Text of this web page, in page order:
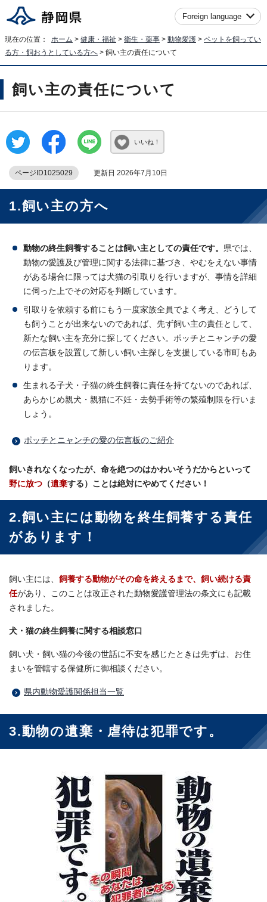
Foreign language
現在の位置： ホーム > 健康・福祉 > 衛生・薬事 > 動物愛護 > ペットを飼ってい
る方・飼おうとしている方へ > 飼い主の責任について
飼い主の責任について
いいね！
ページID1025029 更新日 2026年7月10日
1.飼い主の方へ
動物の終生飼養することは飼い主としての責任です。 県では、
動物の愛護及び管理に関する法律に基づき、やむをえない事情
がある場合に限っては犬猫の引取りを行いますが、事情を詳細
に伺った上でその対応を判断しています。
引取りを依頼する前にもう一度家族全員でよく考え、どうして
も飼うことが出来ないのであれば、先ず飼い主の責任として、
新たな飼い主を充分に探してください。ポッチとニャンチの愛
の伝言板を設置して新しい飼い主探しを支援している市町もあ
ります。
生まれる子犬・子猫の終生飼養に責任を持てないのであれば、
あらかじめ親犬・親猫に不妊・去勢手術等の繁殖制限を行いま
しょう。
ポッチとニャンチの愛の伝言板のご紹介
飼いきれなくなったが、命を絶つのはかわいそうだからといって
野に放つ （遺棄する）ことは絶対にやめてください！
2.飼い主には動物を終生飼養する責任
があります！
飼い主には、 飼養する動物がその命を終えるまで、飼い続ける責
任があり、このことは改正された動物愛護管理法の条文にも記載
されました。
犬・猫の終生飼養に関する相談窓口
飼い犬・飼い猫の今後の世話に不安を感じたときは先ずは、お住
まいを管轄する保健所に御相談ください。
県内動物愛護関係担当一覧
3.動物の遺棄・虐待は犯罪です。